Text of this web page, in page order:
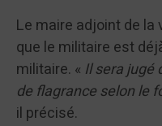
Le maire adjoint de la
que le militaire est
militaire. « Il sera jugé
de flagrance selon le
il précisé.